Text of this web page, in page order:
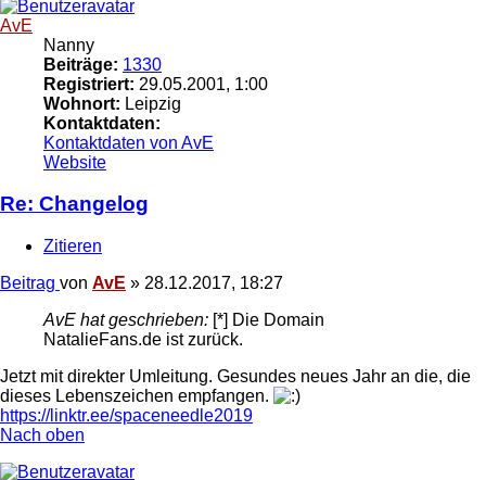
AvE
Nanny
Beiträge: 1330
Registriert: 29.05.2001, 1:00
Wohnort: Leipzig
Kontaktdaten:
Kontaktdaten von AvE
Website
Re: Changelog
Zitieren
Beitrag von AvE » 28.12.2017, 18:27
AvE hat geschrieben: [*] Die Domain
NatalieFans.de ist zurück.
Jetzt mit direkter Umleitung. Gesundes neues Jahr an die, die
dieses Lebenszeichen empfangen.
https://linktr.ee/spaceneedle2019
Nach oben